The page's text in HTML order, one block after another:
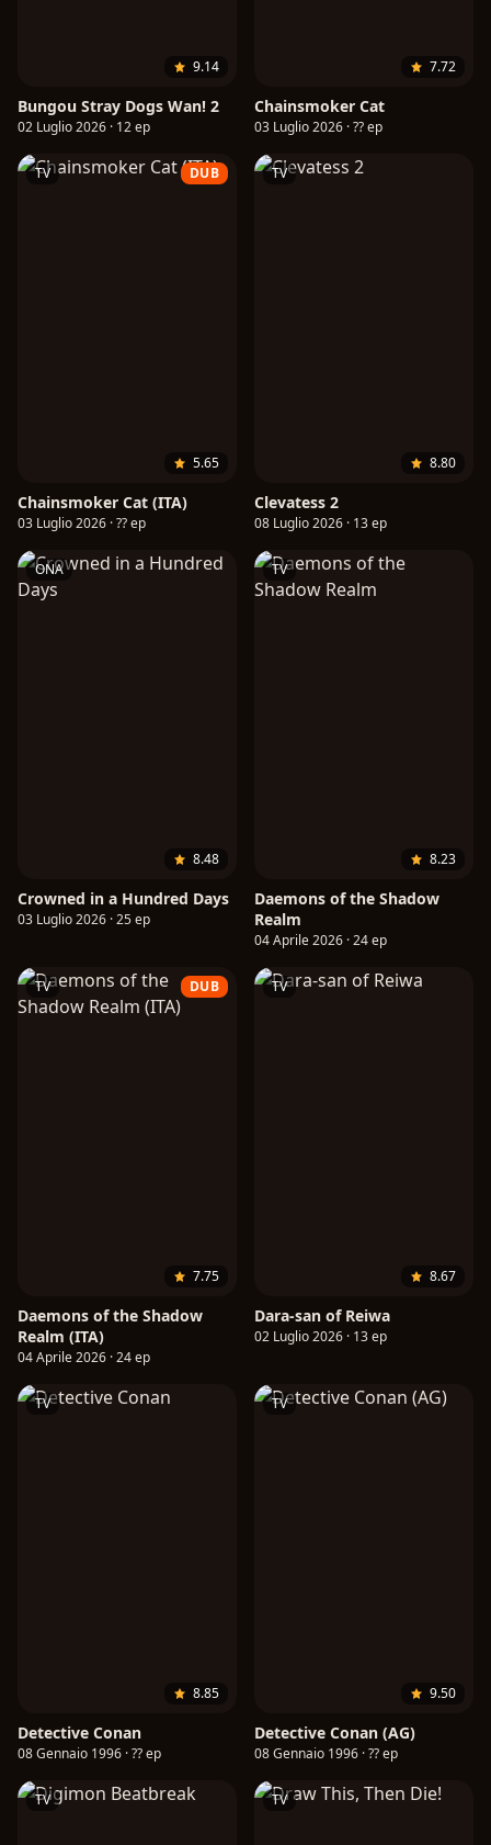
9.14
Bungou Stray Dogs Wan! 2
02 Luglio 2026 · 12 ep
7.72
Chainsmoker Cat
03 Luglio 2026 · ?? ep
TV DUB
5.65
Chainsmoker Cat (ITA)
03 Luglio 2026 · ?? ep
TV
8.80
Clevatess 2
08 Luglio 2026 · 13 ep
ONA
8.48
Crowned in a Hundred Days
03 Luglio 2026 · 25 ep
TV
8.23
Daemons of the Shadow
Realm
04 Aprile 2026 · 24 ep
TV DUB
7.75
Daemons of the Shadow
Realm (ITA)
04 Aprile 2026 · 24 ep
TV
8.67
Dara-san of Reiwa
02 Luglio 2026 · 13 ep
TV
8.85
Detective Conan
08 Gennaio 1996 · ?? ep
TV
9.50
Detective Conan (AG)
08 Gennaio 1996 · ?? ep
TV TV